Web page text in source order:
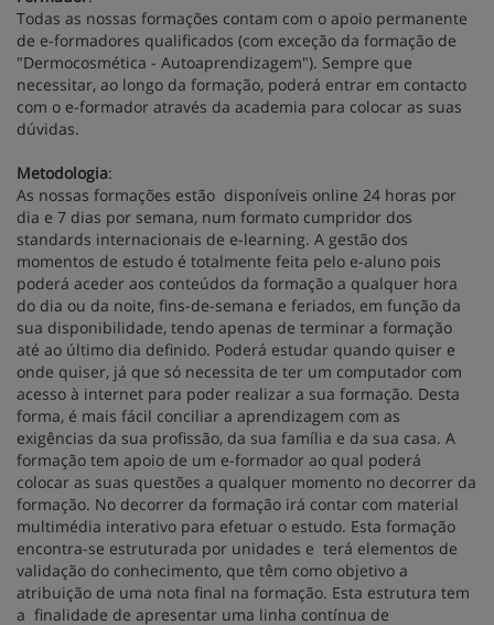
Todas as nossas formações contam com o apoio permanente
de e-formadores qualificados (com exceção da formação de
"Dermocosmética - Autoaprendizagem"). Sempre que
necessitar, ao longo da formação, poderá entrar em contacto
com o e-formador através da academia para colocar as suas
dúvidas.
Metodologia:
As nossas formações estão disponíveis online 24 horas por
dia e 7 dias por semana, num formato cumpridor dos
standards internacionais de e-learning. A gestão dos
momentos de estudo é totalmente feita pelo e-aluno pois
poderá aceder aos conteúdos da formação a qualquer hora
do dia ou da noite, fins-de-semana e feriados, em função da
sua disponibilidade, tendo apenas de terminar a formação
até ao último dia definido. Poderá estudar quando quiser e
onde quiser, já que só necessita de ter um computador com
acesso à internet para poder realizar a sua formação. Desta
forma, é mais fácil conciliar a aprendizagem com as
exigências da sua profissão, da sua família e da sua casa. A
formação tem apoio de um e-formador ao qual poderá
colocar as suas questões a qualquer momento no decorrer da
formação. No decorrer da formação irá contar com material
multimédia interativo para efetuar o estudo. Esta formação
encontra-se estruturada por unidades e terá elementos de
validação do conhecimento, que têm como objetivo a
atribuição de uma nota final na formação. Esta estrutura tem
a finalidade de apresentar uma linha contínua de